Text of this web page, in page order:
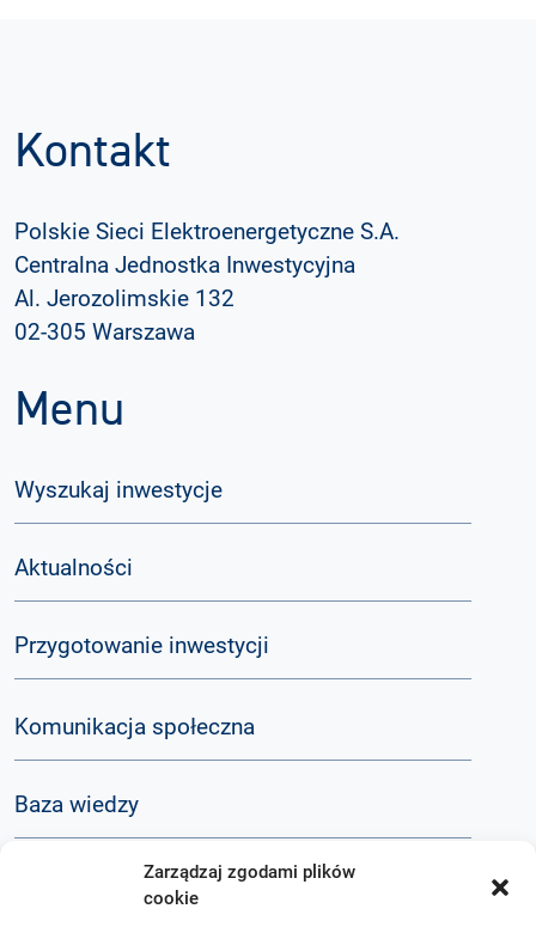
Zarządzaj zgodami plików
cookie
Kontakt
Polskie Sieci Elektroenergetyczne S.A.
Centralna Jednostka Inwestycyjna
Al. Jerozolimskie 132
02-305 Warszawa
Menu
Wyszukaj inwestycje
Aktualności
Przygotowanie inwestycji
Komunikacja społeczna
Baza wiedzy